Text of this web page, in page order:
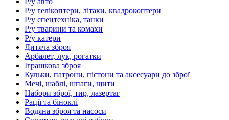
Р/у гелікоптери, літаки, квадрокоптери
Р/у спецтехніка, танки
Р/у тварини та комахи
Р/у катери
Дитяча зброя
Арбалет, лук, рогатки
Іграшкова зброя
Кульки, патрони, пістони та аксесуари до зброї
Мечі, шаблі, шпаги, щити
Набори зброї, тир, лазертаг
Рації та біноклі
Водяна зброя та насоси